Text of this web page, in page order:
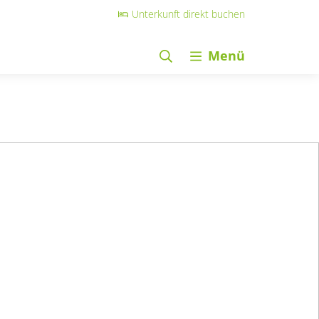
Unterkunft direkt buchen
Menü